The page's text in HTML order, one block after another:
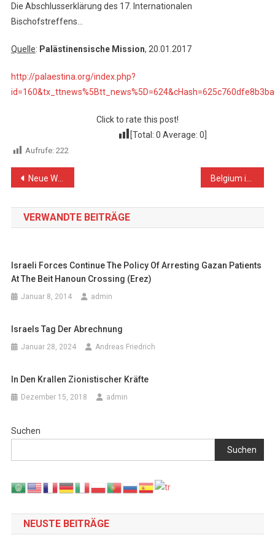
Die Abschlusserklärung des 17. Internationalen
Bischofstreffens…
Quelle: Palästinensische Mission, 20.01.2017
http://palaestina.org/index.php?
Click to rate this post!
[Total: 0 Average: 0
Aufrufe: 222
Beitragsnavigation
Neue Wege gehen: Neue Ordnung für Europa schaffen Belgium is Not Britain: Israeli War Criminals Under Prosecution
VERWANDTE BEITRÄGE
Israeli Forces Continue The Policy Of Arresting Gazan Patients
At The Beit Hanoun Crossing (Erez)
Januar 8, 2014 admin
Israels Tag Der Abrechnung
Januar 28, 2024 Andreas Friedrich
In Den Krallen Zionistischer Kräfte
Dezember 15, 2018 admin
Suchen
Suchen
NEUSTE BEITRÄGE